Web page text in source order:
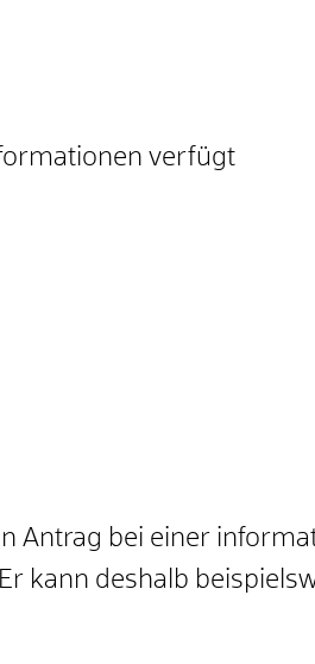
verfügt
Antrag bei einer
Er kann deshalb